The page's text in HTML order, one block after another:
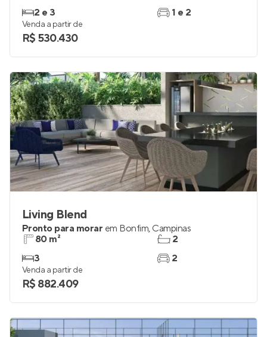
2 e 3
1 e 2
Venda a partir de
R$ 530.430
Living Blend
Pronto para morar em Bonfim, Campinas
80 m²
3
2
2
Venda a partir de
R$ 882.409